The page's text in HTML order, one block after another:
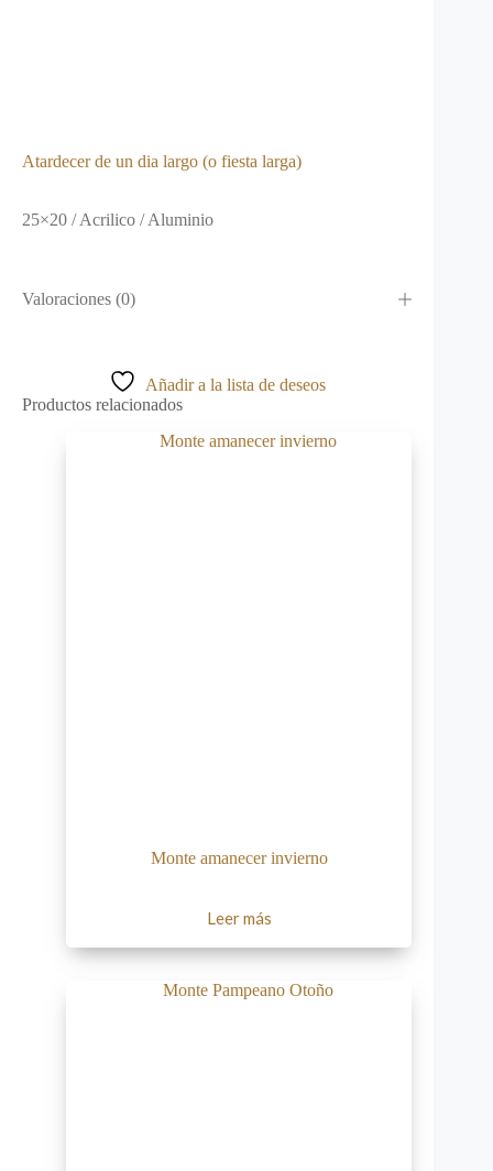
Atardecer de un dia largo (o fiesta larga)
25×20 / Acrilico / Aluminio
Valoraciones (0)
Añadir a la lista de deseos
Productos relacionados
Monte amanecer invierno
Leer más